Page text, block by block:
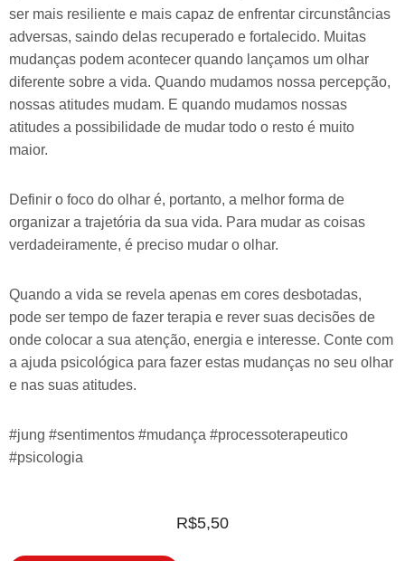
ser mais resiliente e mais capaz de enfrentar circunstâncias
adversas, saindo delas recuperado e fortalecido. Muitas
mudanças podem acontecer quando lançamos um olhar
diferente sobre a vida. Quando mudamos nossa percepção,
nossas atitudes mudam. E quando mudamos nossas
atitudes a possibilidade de mudar todo o resto é muito
maior.
Definir o foco do olhar é, portanto, a melhor forma de
organizar a trajetória da sua vida. Para mudar as coisas
verdadeiramente, é preciso mudar o olhar.
Quando a vida se revela apenas em cores desbotadas,
pode ser tempo de fazer terapia e rever suas decisões de
onde colocar a sua atenção, energia e interesse. Conte com
a ajuda psicológica para fazer estas mudanças no seu olhar
e nas suas atitudes.
#jung #sentimentos #mudança #processoterapeutico
#psicologia
R$5,50